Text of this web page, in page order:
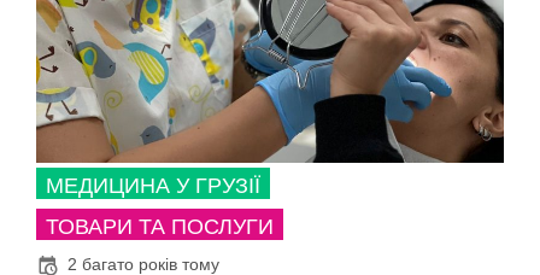
МЕДИЦИНА У ГРУЗІЇ
ТОВАРИ ТА ПОСЛУГИ
2 багато років тому